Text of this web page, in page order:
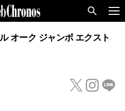
オーク ジャンボ エクスト